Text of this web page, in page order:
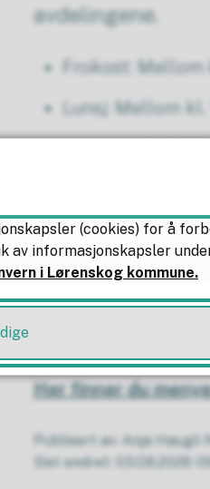
avdelingene.
Frokost: Mellom
Lunsj: Mellom kl.
Det er også
Her finner du
Her finner du
Publisert av Anja Haugli
Sist endret
03.08.2026
(cookies) for å
av informasjonskapsler
i Lørenskog kommune.